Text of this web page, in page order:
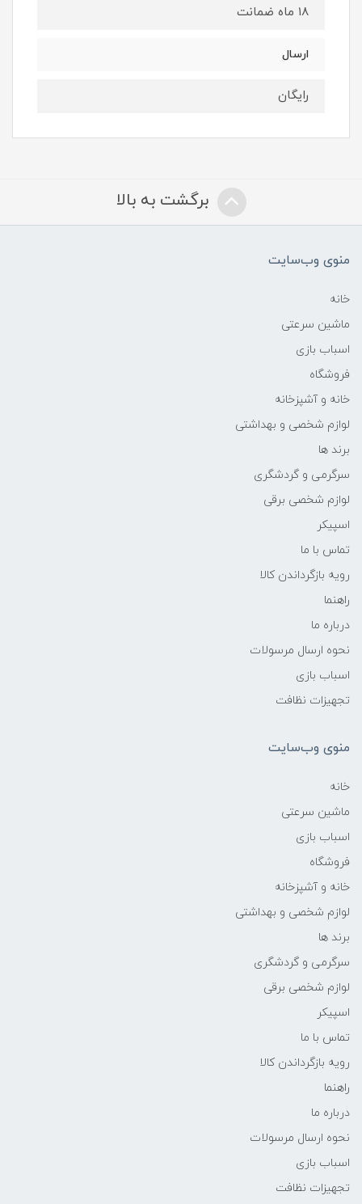
۱۸ ماه ضمانت
ارسال
رایگان
برگشت به بالا
منوی وب‌سایت
خانه
ماشین سرعتی
اسباب بازی
فروشگاه
خانه و آشپزخانه
لوازم شخصی و بهداشتی
برند ها
سرگرمی و گردشگری
لوازم شخصی برقی
اسپیکر
تماس با ما
رویه بازگرداندن کالا
راهنما
درباره ما
نحوه ارسال مرسولات
اسباب بازی
تجهیزات نظافت
منوی وب‌سایت
خانه
ماشین سرعتی
اسباب بازی
فروشگاه
خانه و آشپزخانه
لوازم شخصی و بهداشتی
برند ها
سرگرمی و گردشگری
لوازم شخصی برقی
اسپیکر
تماس با ما
رویه بازگرداندن کالا
راهنما
درباره ما
نحوه ارسال مرسولات
اسباب بازی
تجهیزات نظافت